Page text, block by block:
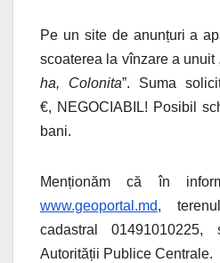
Pe un site de anunțuri a
scoaterea la vînzare a unuit
ha, Colonita”. Suma
€, NEGOCIABIL! Posibil
bani.
Menționăm că în
www.geoportal.md,
cadastral 01491010225,
Autorității Publice Centrale.